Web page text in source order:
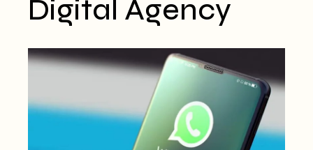
Digital Agency